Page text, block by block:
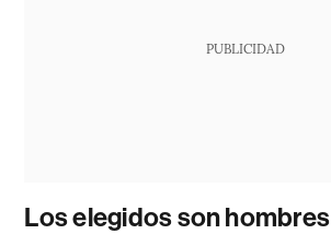
PUBLICIDAD
Los elegidos son hombres